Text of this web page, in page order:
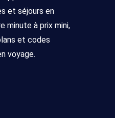
et séjours en
minute à prix mini,
et codes
voyage.